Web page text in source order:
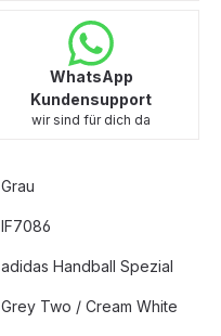
WhatsApp
Kundensupport
wir sind für dich da
Grau
IF7086
adidas Handball Spezial
Grey Two / Cream White